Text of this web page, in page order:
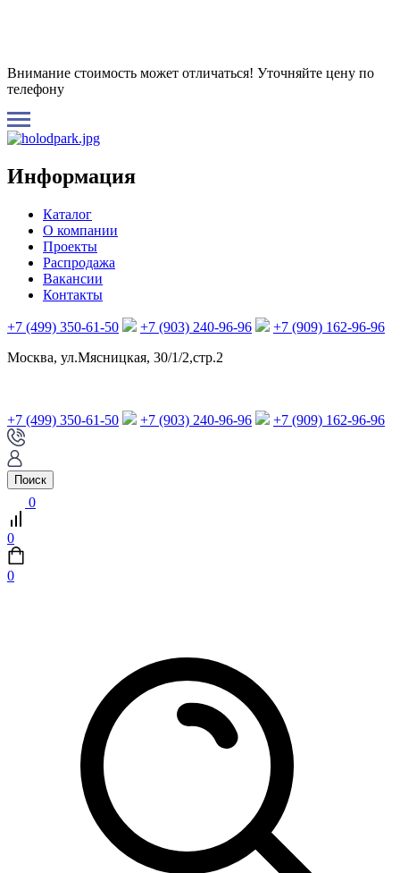
Внимание стоимость может отличаться! Уточняйте цену по
телефону
Информация
Каталог
О компании
Проекты
Распродажа
Вакансии
Контакты
+7 (499) 350-61-50 +7 (903) 240-96-96
+7 (909) 162-96-96
Москва, ул.Мясницкая, 30/1/2,стр.2
+7 (499) 350-61-50 +7 (903) 240-96-96 +7 (909) 162-96-96
Поиск
0
0
0